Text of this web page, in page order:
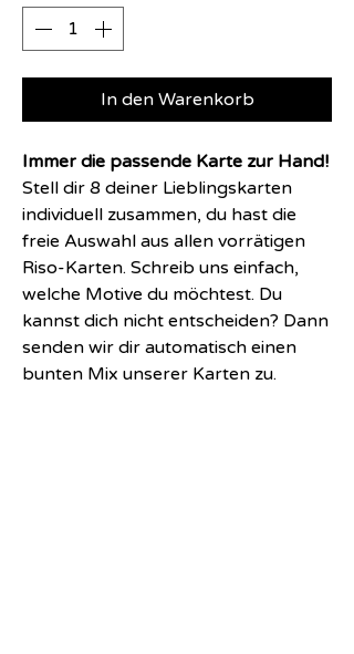
In den Warenkorb
Immer die passende Karte zur Hand!
Stell dir 8 deiner Lieblingskarten
individuell zusammen, du hast die
freie Auswahl aus allen vorrätigen
Riso-Karten. Schreib uns einfach,
welche Motive du möchtest. Du
kannst dich nicht entscheiden? Dann
senden wir dir automatisch einen
bunten Mix unserer Karten zu.